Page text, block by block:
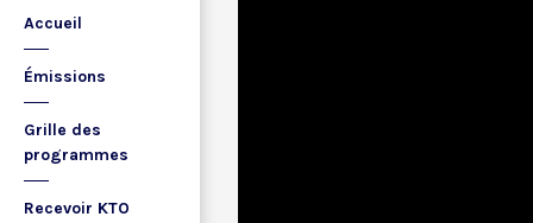
Accueil
Émissions
Grille des
programmes
Recevoir KTO